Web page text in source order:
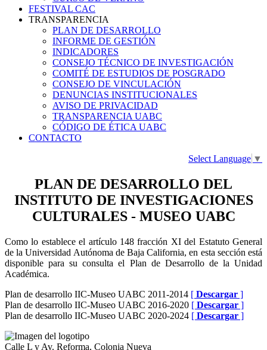
FESTIVAL CAC
TRANSPARENCIA
PLAN DE DESARROLLO
INFORME DE GESTIÓN
INDICADORES
CONSEJO TÉCNICO DE INVESTIGACIÓN
COMITÉ DE ESTUDIOS DE POSGRADO
CONSEJO DE VINCULACIÓN
DENUNCIAS INSTITUCIONALES
AVISO DE PRIVACIDAD
TRANSPARENCIA UABC
CÓDIGO DE ÉTICA UABC
CONTACTO
Select Language ▼
PLAN DE DESARROLLO DEL
INSTITUTO DE INVESTIGACIONES
CULTURALES - MUSEO UABC
Como lo establece el artículo 148 fracción XI del Estatuto General
de la Universidad Autónoma de Baja California, en esta sección está
disponible para su consulta el Plan de Desarrollo de la Unidad
Académica.
Plan de desarrollo IIC-Museo UABC 2011-2014 [ Descargar ]
Plan de desarrollo IIC-Museo UABC 2016-2020 [ Descargar ]
Plan de desarrollo IIC-Museo UABC 2020-2024 [ Descargar ]
Calle L y Av. Reforma, Colonia Nueva